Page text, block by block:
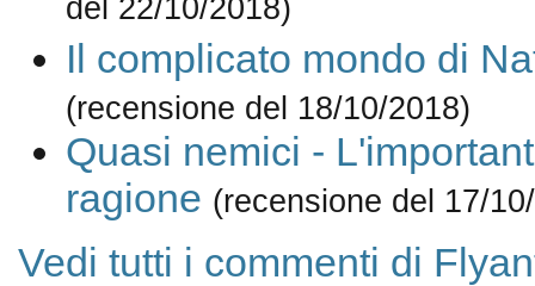
del 22/10/2018)
Il complicato mondo di
(recensione del 18/10/2018)
Quasi nemici -
ragione (recensione del 17/
Vedi tutti i commenti di